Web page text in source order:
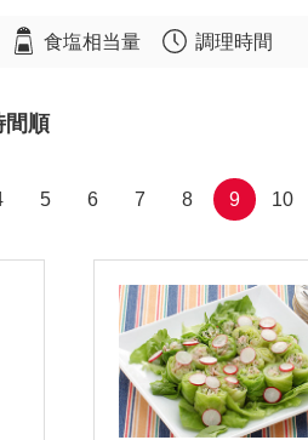
食塩相当量 調理時間
間順
5 6 7 8 9 10